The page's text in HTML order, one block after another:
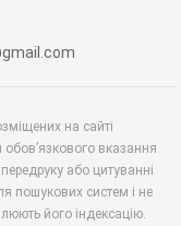
на сайті
вказання
або цитуванні
пошукових систем і не
його індексацію.